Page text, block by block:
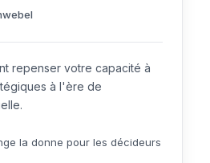
repenser votre capacité à
à l'ère de
la donne pour les décideurs